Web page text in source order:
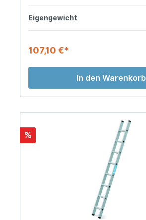
Eigengewicht
107,10 €*
In den Warenkorb
%